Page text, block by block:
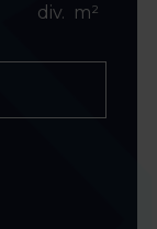
div. m²